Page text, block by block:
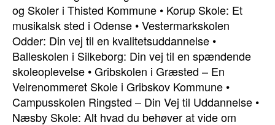
og Skoler i Thisted Kommune • Korup Skole: Et
musikalsk sted i Odense •Vestermarkskolen
Odder: Din vej til en kvalitetsuddannelse •
Balleskolen i Silkeborg: Din vej til en spændende
skoleoplevelse •Gribskolen i Græsted – En
Velrenommeret Skole i Gribskov Kommune •
Campusskolen Ringsted – Din Vej til Uddannelse •
Næsby Skole: Alt hvad du behøver at vide om